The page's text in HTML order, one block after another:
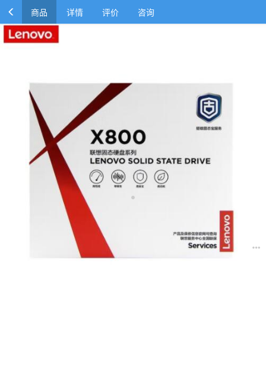
商品 详情 评价 咨询
联想 256G SSD固态硬盘
￥944.44